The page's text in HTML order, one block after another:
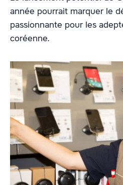
année pourrait marquer le
passionnante pour les
coréenne.